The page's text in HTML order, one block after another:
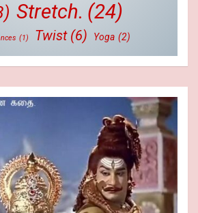
Stretch. (24)
(1) Twist (6) Yoga (2)